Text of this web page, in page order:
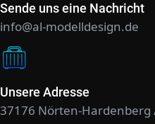
Sende uns eine Nachricht
info@al-modelldesign.de
Unsere Adresse
37176 Nörten-Hardenberg